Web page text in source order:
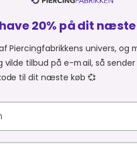
KONTAKT
Du er i
på dit næste køb? 💎
univers, og modtag
e-mail, så sender vi dig en
køb 💞